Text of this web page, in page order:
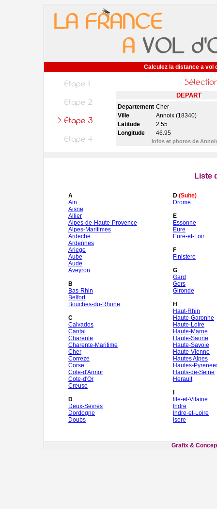
Calculez la distance a vol
DEPART
Departement Cher
Ville
Annoix (18340)
Latitude
2.55
Longitude
46.95
Infos et photos de
Liste
A
Ain
Aisne
Allier
Alpes-de-Haute-Provence
Alpes-Maritimes
Ardeche
Ardennes
Ariege
Aube
Aude
Aveyron
B
Bas-Rhin
Belfort
Bouches-du-Rhone
C
Calvados
Cantal
Charente
Charente-Maritime
Cher
Correze
Corse
Cote-d'Armor
Cote-d'Or
Creuse
D
Deux-Sevres
Dordogne
Doubs
D (Suite)
Drome
E
Essonne
Eure
Eure-et-Loir
F
Finistere
G
Gard
Gers
Gironde
H
Haut-Rhin
Haute-Garonne
Haute-Loire
Haute-Marne
Haute-Saone
Haute-Savoie
Haute-Vienne
Hautes Alpes
Hautes-
Hauts-de-Seine
Herault
Ille-et-Vilaine
Indre
Indre-et-Loire
Isere
Grafix &